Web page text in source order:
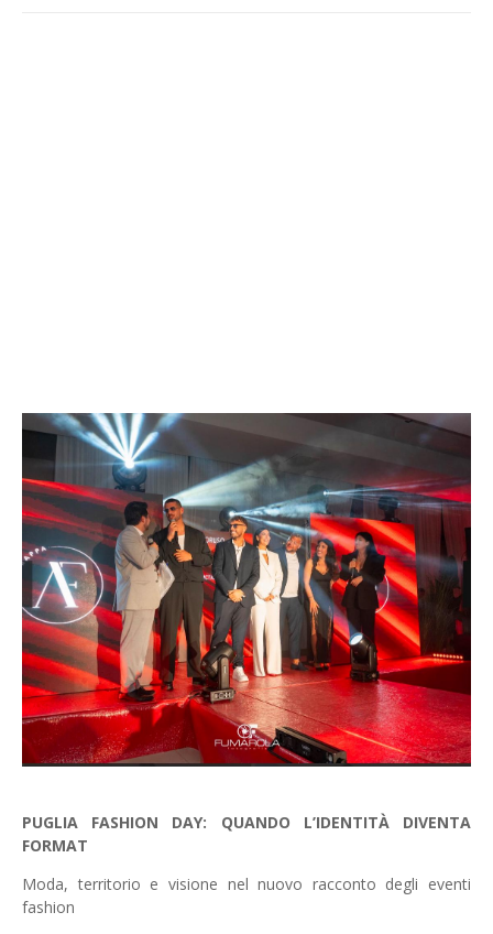
PUGLIA FASHION DAY: QUANDO L’IDENTITÀ DIVENTA
FORMAT
Moda, territorio e visione nel nuovo racconto degli eventi
fashion